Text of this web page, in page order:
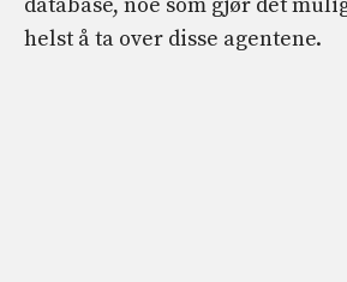
database, noe som gjør det
helst å ta over disse agentene.